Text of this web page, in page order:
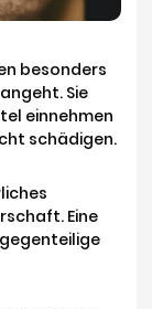
besonders
Sie
einnehmen
schädigen.
Eine